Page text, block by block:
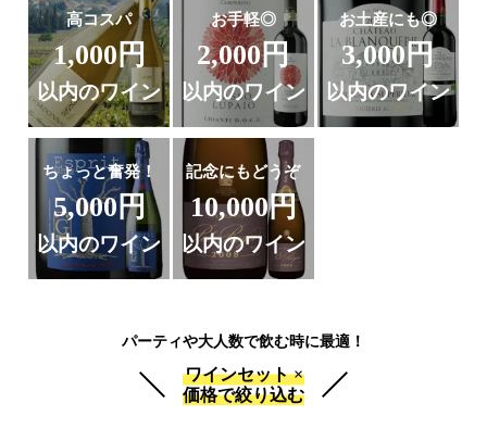
高コスパ
1,000円
以内のワイン
お手軽◎
2,000円
以内のワイン
お土産にも◎
3,000円
以内のワイン
ちょっと奮発！
5,000円
以内のワイン
記念にもどうぞ
10,000円
以内のワイン
パーティや大人数で飲む時に最適！
ワインセット ×
価格で絞り込む